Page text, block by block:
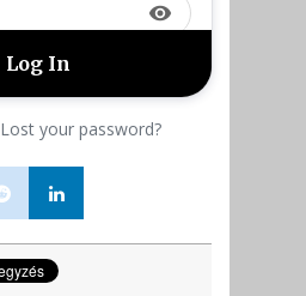
visibility
Lost your password?